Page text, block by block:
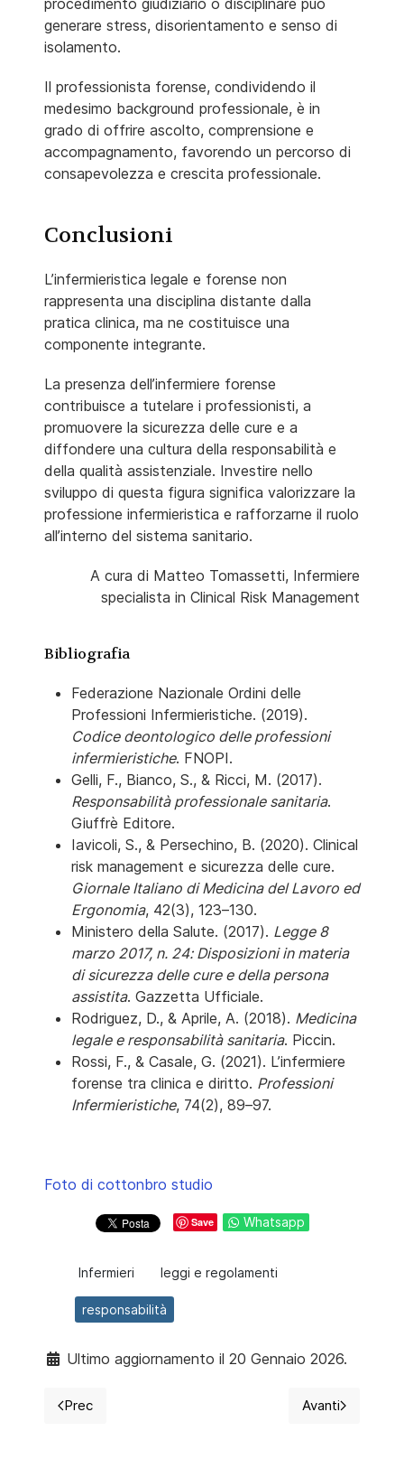
procedimento giudiziario o disciplinare può
generare stress, disorientamento e senso di
isolamento.
Il professionista forense, condividendo il
medesimo background professionale, è in
grado di offrire ascolto, comprensione e
accompagnamento, favorendo un percorso di
consapevolezza e crescita professionale.
Conclusioni
L’infermieristica legale e forense non
rappresenta una disciplina distante dalla
pratica clinica, ma ne costituisce una
componente integrante.
La presenza dell’infermiere forense
contribuisce a tutelare i professionisti, a
promuovere la sicurezza delle cure e a
diffondere una cultura della responsabilità e
della qualità assistenziale. Investire nello
sviluppo di questa figura significa valorizzare la
professione infermieristica e rafforzarne il ruolo
all’interno del sistema sanitario.
A cura di Matteo Tomassetti, Infermiere
specialista in Clinical Risk Management
Bibliografia
Federazione Nazionale Ordini delle
Professioni Infermieristiche. (2019).
Codice deontologico delle professioni
infermieristiche. FNOPI.
Gelli, F., Bianco, S., & Ricci, M. (2017).
Responsabilità professionale sanitaria.
Giuffrè Editore.
Iavicoli, S., & Persechino, B. (2020). Clinical
risk management e sicurezza delle cure.
Giornale Italiano di Medicina del Lavoro ed
Ergonomia, 42(3), 123–130.
Ministero della Salute. (2017). Legge 8
marzo 2017, n. 24: Disposizioni in materia
di sicurezza delle cure e della persona
assistita. Gazzetta Ufficiale.
Rodriguez, D., & Aprile, A. (2018). Medicina
legale e responsabilità sanitaria. Piccin.
Rossi, F., & Casale, G. (2021). L’infermiere
forense tra clinica e diritto. Professioni
Infermieristiche, 74(2), 89–97.
Foto di cottonbro studio
Save Whatsapp
Infermieri leggi e regolamenti
responsabilità
Ultimo aggiornamento il 20 Gennaio 2026.
Articolo precedente: Dimissioni e ferie residue:
Prec Articolo
Avanti